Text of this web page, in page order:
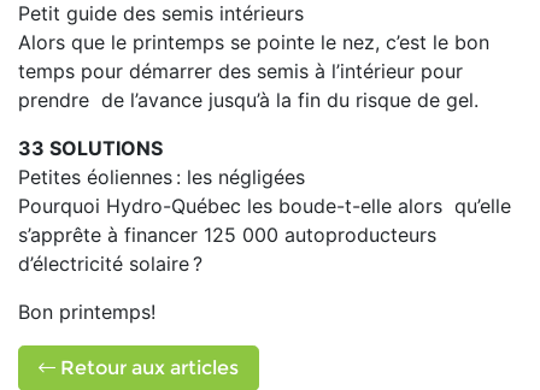
Petit guide des semis intérieurs
Alors que le printemps se pointe le nez, c’est le bon
temps pour démarrer des semis à l’intérieur pour
prendre de l’avance jusqu’à la fin du risque de gel.
33 SOLUTIONS
Petites éoliennes : les négligées
Pourquoi Hydro-Québec les boude-t-elle alors qu’elle
s’apprête à financer 125 000 autoproducteurs
d’électricité solaire ?
Bon printemps!
Retour aux articles